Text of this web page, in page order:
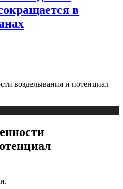
в
возделывания и потенциал